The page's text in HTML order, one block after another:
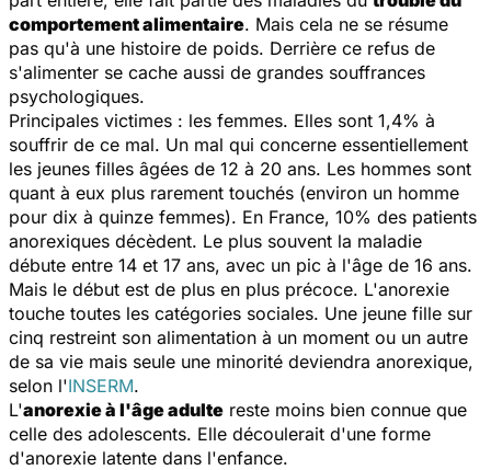
comportement alimentaire. Mais cela ne se résume
pas qu'à une histoire de poids. Derrière ce refus de
s'alimenter se cache aussi de grandes souffrances
psychologiques.
Principales victimes : les femmes. Elles sont 1,4% à
souffrir de ce mal. Un mal qui concerne essentiellement
les jeunes filles âgées de 12 à 20 ans. Les hommes sont
quant à eux plus rarement touchés (environ un homme
pour dix à quinze femmes). En France, 10% des patients
anorexiques décèdent. Le plus souvent la maladie
débute entre 14 et 17 ans, avec un pic à l'âge de 16 ans.
Mais le début est de plus en plus précoce. L'anorexie
touche toutes les catégories sociales. Une jeune fille sur
cinq restreint son alimentation à un moment ou un autre
de sa vie mais seule une minorité deviendra anorexique,
selon l'INSERM.
L'anorexie à l'âge adulte reste moins bien connue que
celle des adolescents. Elle découlerait d'une forme
d'anorexie latente dans l'enfance.